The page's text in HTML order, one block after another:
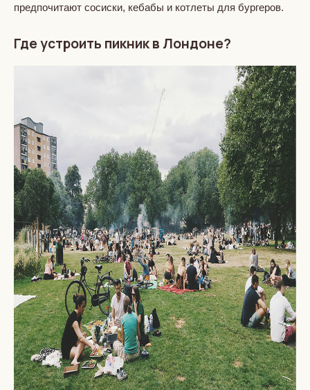
предпочитают сосиски, кебабы и котлеты для бургеров.
Где устроить пикник в Лондоне?